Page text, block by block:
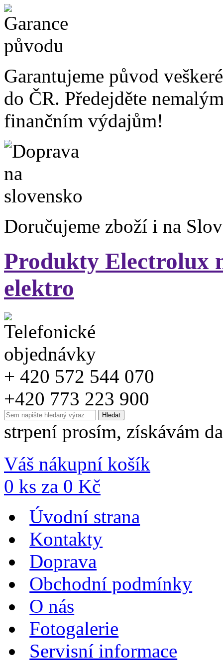
Garantujeme původ
do ČR. Předejděte
finančním výdajům!
Doručujeme zboží i na
Produkty Electrolux
elektro
+ 420 572 544 070
+420 773 223 900
strpení prosím, získávám
Váš nákupní košík
0 ks za 0 Kč
Úvodní strana
Kontakty
Doprava
Obchodní podmínky
O nás
Fotogalerie
Servisní informace